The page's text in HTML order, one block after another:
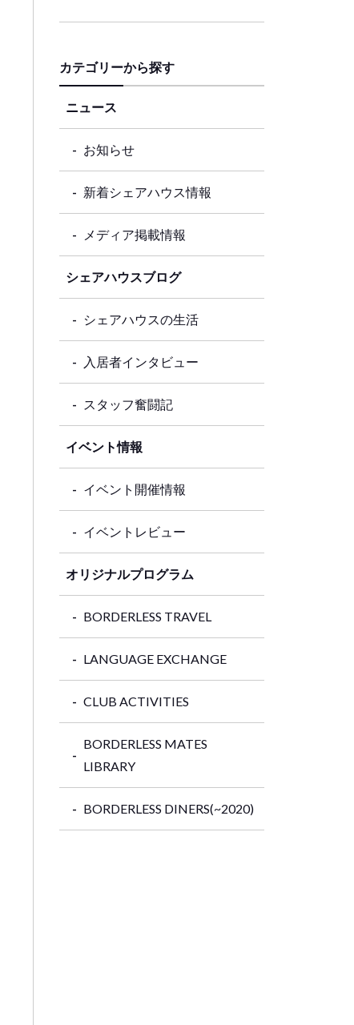
カテゴリーから探す
ニュース
お知らせ
新着シェアハウス情報
メディア掲載情報
シェアハウスブログ
シェアハウスの生活
入居者インタビュー
スタッフ奮闘記
イベント情報
イベント開催情報
イベントレビュー
オリジナルプログラム
BORDERLESS TRAVEL
LANGUAGE EXCHANGE
CLUB ACTIVITIES
BORDERLESS MATES
LIBRARY
BORDERLESS DINERS(~2020)